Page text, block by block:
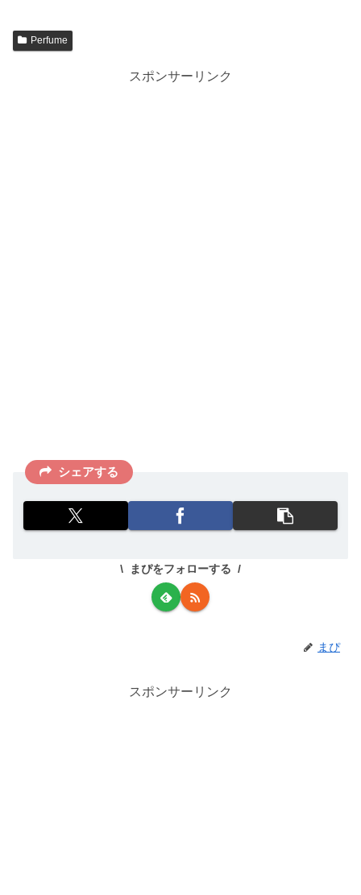
Perfume
スポンサーリンク
シェアする
まぴをフォローする
まぴ
スポンサーリンク